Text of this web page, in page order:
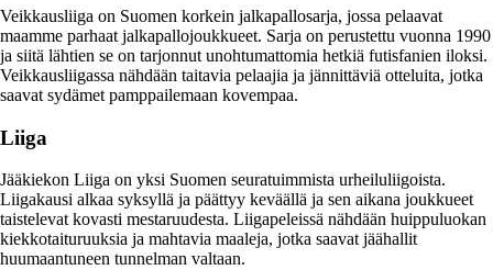
Veikkausliiga on Suomen korkein jalkapallosarja, jossa pelaavat
maamme parhaat jalkapallojoukkueet. Sarja on perustettu vuonna 1990
ja siitä lähtien se on tarjonnut unohtumattomia hetkiä futisfanien iloksi.
Veikkausliigassa nähdään taitavia pelaajia ja jännittäviä otteluita, jotka
saavat sydämet pamppailemaan kovempaa.
Liiga
Jääkiekon Liiga on yksi Suomen seuratuimmista urheiluliigoista.
Liigakausi alkaa syksyllä ja päättyy keväällä ja sen aikana joukkueet
taistelevat kovasti mestaruudesta. Liigapeleissä nähdään huippuluokan
kiekkotaituruuksia ja mahtavia maaleja, jotka saavat jäähallit
huumaantuneen tunnelman valtaan.